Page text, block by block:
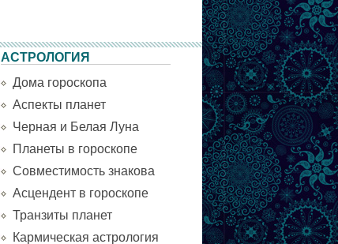
АСТРОЛОГИЯ
Дома гороскопа
Аспекты планет
Черная и Белая Луна
Планеты в гороскопе
Совместимость знакова
Асцендент в гороскопе
Транзиты планет
Кармическая астрология